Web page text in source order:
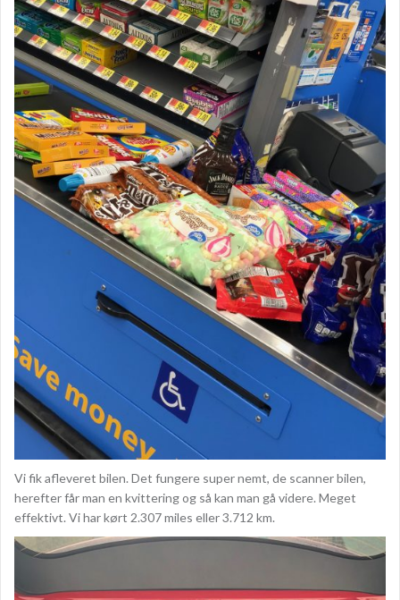
Vi fik afleveret bilen. Det fungere super nemt, de scanner bilen,
herefter får man en kvittering og så kan man gå videre. Meget
effektivt. Vi har kørt 2.307 miles eller 3.712 km.